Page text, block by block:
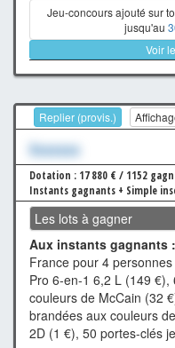
Jeu-concours ajouté sur
jusqu'au
Voir
Replier (provis.)
Xxxxxxx
Dotation : 17 880 € / 1152
Instants gagnants + Simple
Les lots à gagner
Aux instants gagnants :
France pour 4
Pro 6-en-1 6,2 L (149
couleurs de McCain (32
brandées aux couleurs
2D (1 €), 50 portes-clés